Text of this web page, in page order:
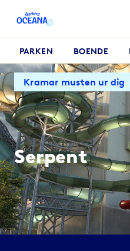
PARKEN BOENDE
Kramar musten ur dig
Serpent